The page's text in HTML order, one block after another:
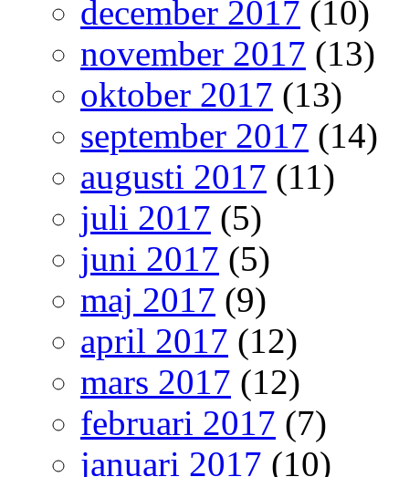
december 2017 (10)
november 2017 (13)
oktober 2017 (13)
september 2017 (14)
augusti 2017 (11)
juli 2017 (5)
juni 2017 (5)
maj 2017 (9)
april 2017 (12)
mars 2017 (12)
februari 2017 (7)
januari 2017 (10)